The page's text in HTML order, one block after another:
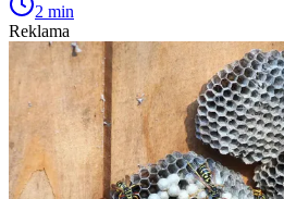
2 min
Reklama